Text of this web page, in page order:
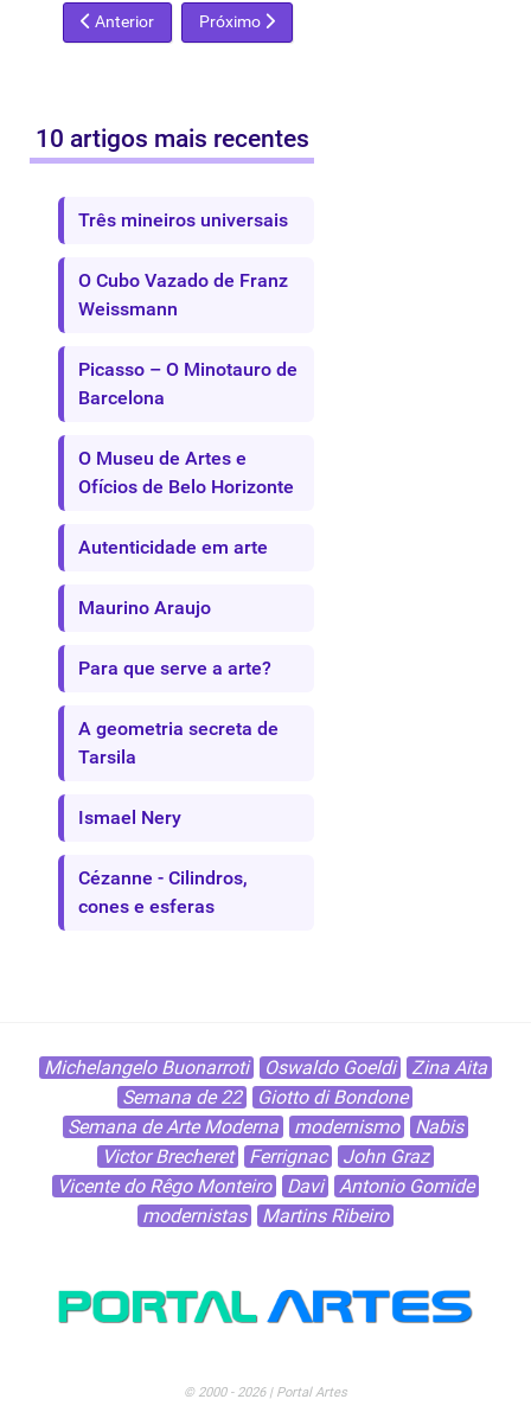
Artigo anterior: Miguel Gontijo - Prêmio Mário Pedrosa de
Anterior Próximo artigo: Autenticidade em arte
Próximo
10 artigos mais recentes
Três mineiros universais
O Cubo Vazado de Franz
Weissmann
Picasso – O Minotauro de
Barcelona
O Museu de Artes e
Ofícios de Belo Horizonte
Autenticidade em arte
Maurino Araujo
Para que serve a arte?
A geometria secreta de
Tarsila
Ismael Nery
Cézanne - Cilindros,
cones e esferas
Michelangelo Buonarroti Oswaldo Goeldi
Zina Aita
Semana de 22
Giotto di Bondone
Semana de Arte Moderna
modernismo
Nabis
Victor Brecheret
Ferrignac
John Graz
Vicente do Rêgo Monteiro
Davi
Antonio Gomide
modernistas
Martins Ribeiro
© 2000 - 2026 | Portal Artes